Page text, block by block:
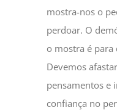
mostra-nos o
perdoar. O
o mostra é para
Devemos
pensamentos e
confiança no